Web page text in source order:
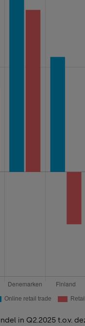
in Q2.2025 t.o.v.